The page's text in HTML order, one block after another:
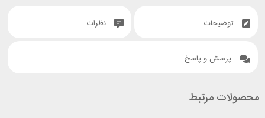
توضیحات نظرات
پرسش و پاسخ
محصولات مرتبط